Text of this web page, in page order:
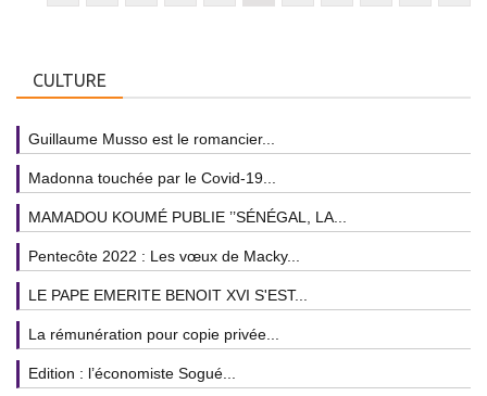
CULTURE
Guillaume Musso est le romancier...
Madonna touchée par le Covid-19...
MAMADOU KOUMÉ PUBLIE ’’SÉNÉGAL, LA...
Pentecôte 2022 : Les vœux de Macky...
LE PAPE EMERITE BENOIT XVI S'EST...
La rémunération pour copie privée...
Edition : l’économiste Sogué...